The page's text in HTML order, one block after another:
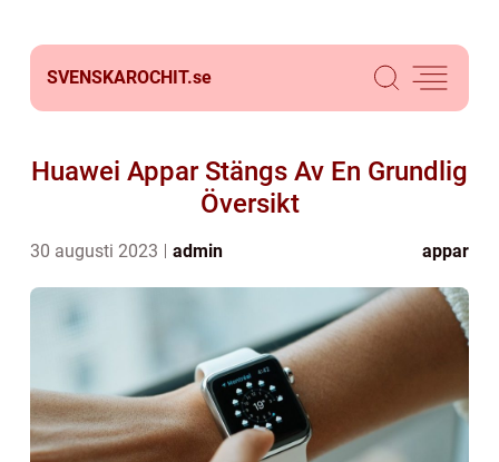
SVENSKAROCHIT.se
Huawei Appar Stängs Av En Grundlig
Översikt
30 augusti 2023 admin appar